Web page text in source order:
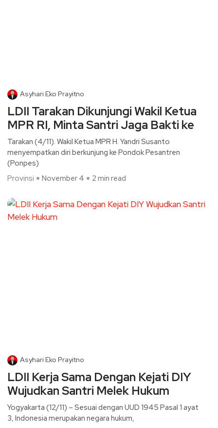
Asyhari Eko Prayitno
LDII Tarakan Dikunjungi Wakil Ketua
MPR RI, Minta Santri Jaga Bakti ke
Tarakan (4/11). Wakil Ketua MPR H. Yandri Susanto
menyempatkan diri berkunjung ke Pondok Pesantren
(Ponpes)
Provinsi
November 4 2 min read
Asyhari Eko Prayitno
LDII Kerja Sama Dengan Kejati DIY
Wujudkan Santri Melek Hukum
Yogyakarta (12/11) – Sesuai dengan UUD 1945 Pasal 1 ayat
3, Indonesia merupakan negara hukum,